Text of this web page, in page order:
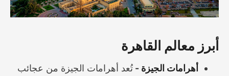
أبرز معالم القاهرة
أهرامات الجيزة - تُعد أهرامات الجيزة من عجائب